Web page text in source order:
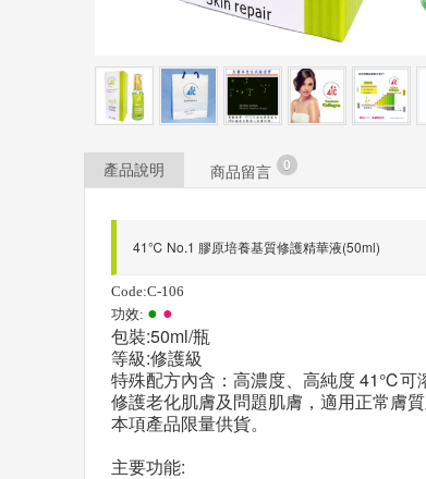
產品說明 商品留言 0
41℃ No.1 膠原培養基質修護精華液(50ml)
Code:C-106
功效: ● ●
包裝:50ml/瓶
等級:修護級
特殊配方內含：高濃度、高純度 41℃可
修護老化肌膚及問題肌膚，適用正常膚質
本項產品限量供貨。
主要功能: